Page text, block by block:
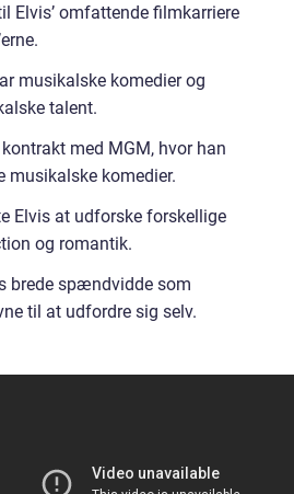
Elvis’ omfattende filmkarriere
musikalske komedier og
talent.
med MGM, hvor han
musikalske komedier.
Elvis at udforske forskellige
og romantik.
brede spændvidde som
til at udfordre sig selv.